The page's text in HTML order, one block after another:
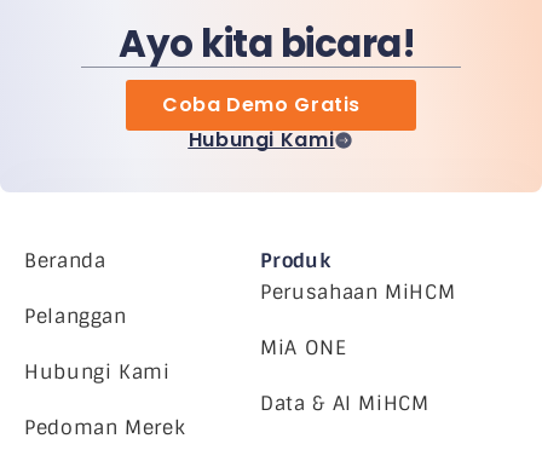
Ayo kita bicara!
Coba Demo Gratis
Hubungi Kami
Beranda
Pelanggan
Hubungi Kami
Pedoman Merek
Produk
Perusahaan MiHCM
MiA ONE
Data & AI MiHCM